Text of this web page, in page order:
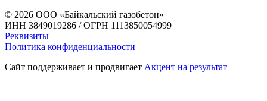
© 2026 ООО «Байкальский газобетон»
ИНН 3849019286 / ОГРН 1113850054999
Реквизиты
Политика конфиденциальности
Сайт поддерживает и продвигает Акцент на результат